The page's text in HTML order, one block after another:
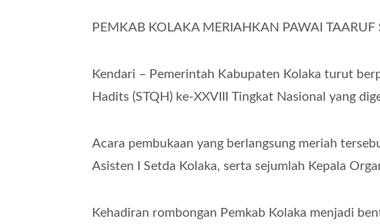
PEMKAB KOLAKA MERIAHKAN PAWAI
Kendari – Pemerintah Kabupaten Kolaka turut
Hadits (STQH) ke-XXVIII Tingkat Nasional yang
Acara pembukaan yang berlangsung meriah
Asisten I Setda Kolaka, serta sejumlah Kepala
Kehadiran rombongan Pemkab Kolaka menjadi